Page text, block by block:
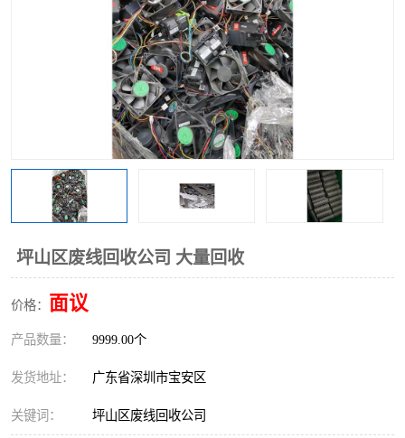
坪山区废线回收公司 大量回收
价格： 面议
产品数量： 9999.00个
发货地址： 广东省深圳市宝安区
关键词： 坪山区废线回收公司